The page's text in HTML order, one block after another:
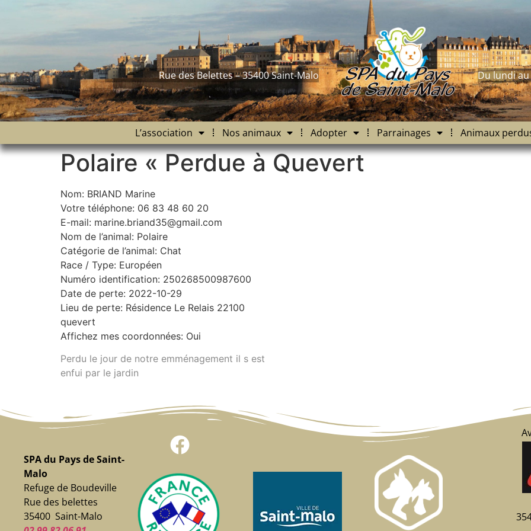
Rue des Belettes – 35400 Saint-Malo Du lundi au
L’association Nos animaux Adopter Parrainages Animaux
Polaire « Perdue à Quevert
Nom: BRIAND Marine
Votre téléphone: 06 83 48 60 20
E-mail: marine.briand35@gmail.com
Nom de l’animal: Polaire
Catégorie de l’animal: Chat
Race / Type: Européen
Numéro identification: 250268500987600
Date de perte: 2022-10-29
Lieu de perte: Résidence Le Relais 22100
quevert
Affichez mes coordonnées: Oui
Perdu le jour de notre emménagement il s est
enfui par le jardin
SPA du Pays de Saint-
Malo
Refuge de Boudeville
Rue des belettes
35400 Saint-Malo